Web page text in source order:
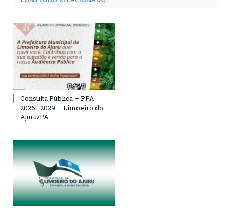
Consulta Pública – PPA
2026–2029 – Limoeiro do
Ajuru/PA